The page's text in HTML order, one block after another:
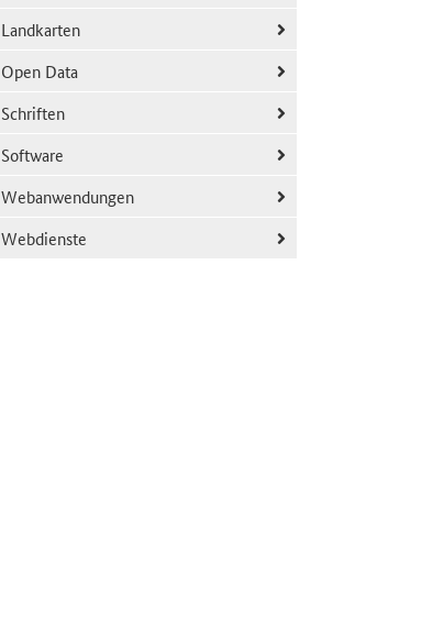
Landkarten
Open Data
Schriften
Software
Webanwendungen
Webdienste